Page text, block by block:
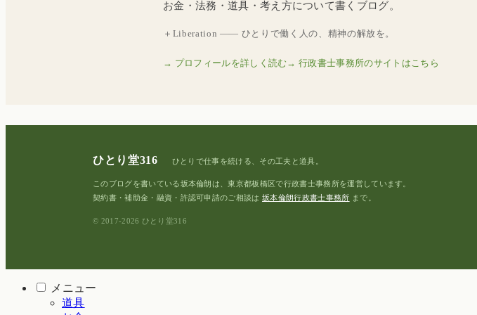
お金・法務・道具・考え方について書くブログ。
＋Liberation —— ひとりで働く人の、精神の解放を。
→ プロフィールを詳しく読む → 行政書士事務所のサイトはこちら
ひとり堂316 ひとりで仕事を続ける、その工夫と道具。
このブログを書いている坂本倫朗は、東京都板橋区で行政書士事務所を運営しています。
契約書・補助金・融資・許認可申請のご相談は坂本倫朗行政書士事務所 まで。
© 2017-2026 ひとり堂316
メニュー
道具